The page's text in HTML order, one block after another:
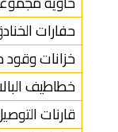
حفارات
خزانات
خطاطيف
قارنات